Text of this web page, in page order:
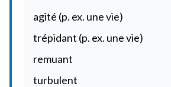
agité (p. ex. une vie)
trépidant (p. ex. une vie)
remuant
turbulent